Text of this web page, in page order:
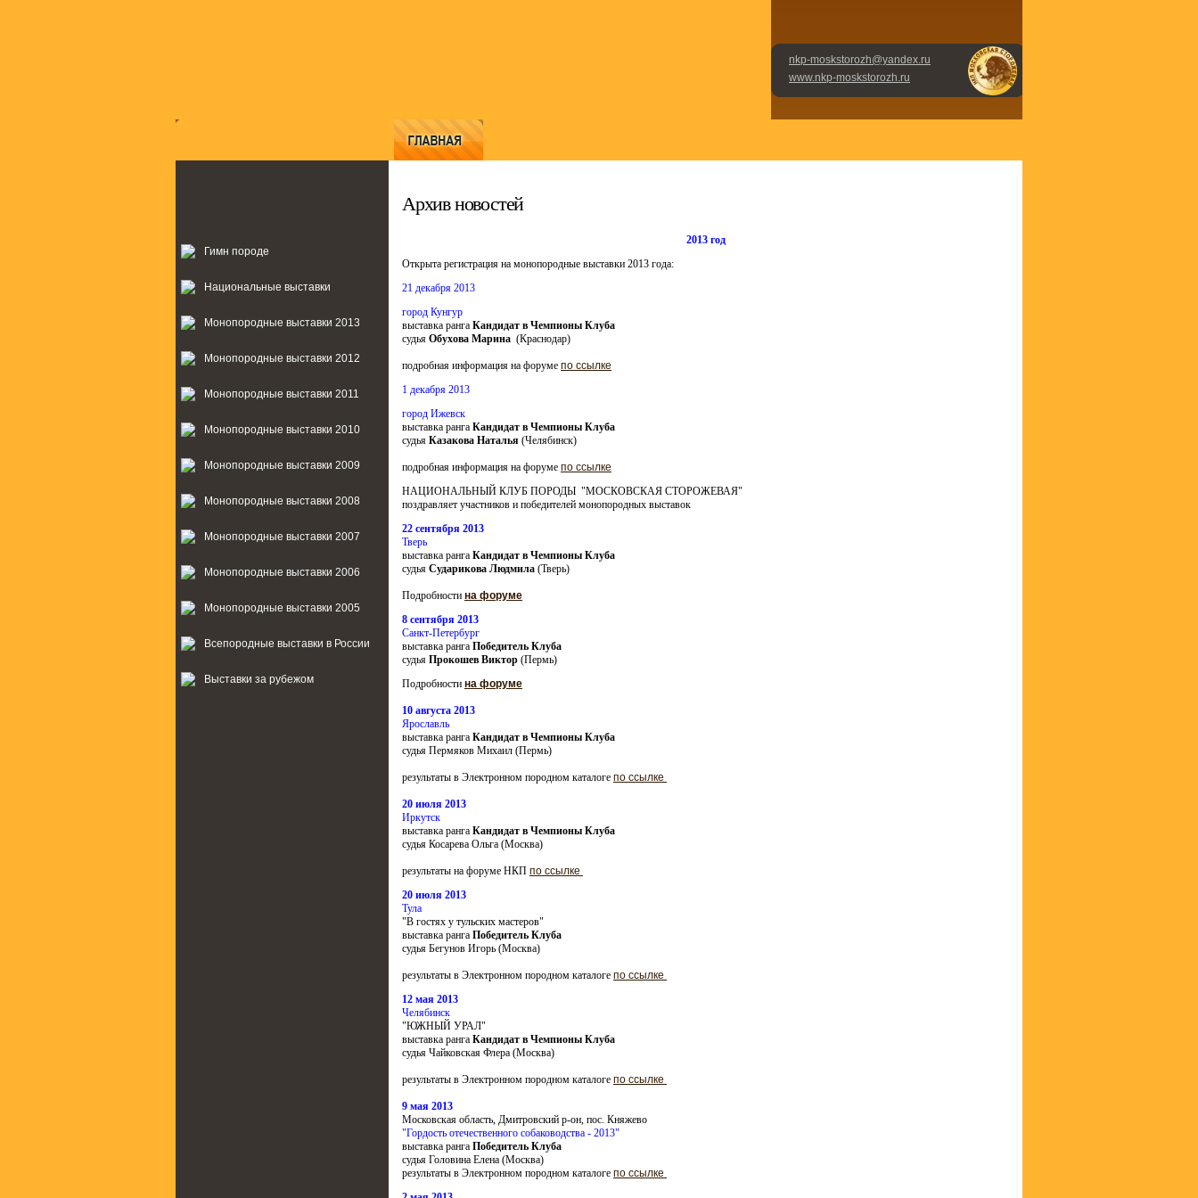
nkp-moskstorozh@yandex.ru
www.nkp-moskstorozh.ru
Гимн породе
Национальные выставки
Монопородные выставки 2013
Монопородные выставки 2012
Монопородные выставки 2011
Монопородные выставки 2010
Монопородные выставки 2009
Монопородные выставки 2008
Монопородные выставки 2007
Монопородные выставки 2006
Монопородные выставки 2005
Всепородные выставки в России
Выставки за рубежом
Архив новостей
2013 год
Открыта регистрация на монопородные выставки 2013 года:
21 декабря 2013
город Кунгур
выставка ранга Кандидат в Чемпионы Клуба
судья Обухова Марина (Краснодар)
подробная информация на форуме по ссылке
1 декабря 2013
город Ижевск
выставка ранга Кандидат в Чемпионы Клуба
судья Казакова Наталья (Челябинск)
подробная информация на форуме по ссылке
НАЦИОНАЛЬНЫЙ КЛУБ ПОРОДЫ "МОСКОВСКАЯ СТОРОЖЕВАЯ"
поздравляет участников и победителей монопородных выставок
22 сентября 2013
Тверь
выставка ранга Кандидат в Чемпионы Клуба
судья Сударикова Людмила (Тверь)
Подробности на форуме
8 сентября 2013
Санкт-Петербург
выставка ранга Победитель Клуба
судья Прокошев Виктор (Пермь)
Подробности на форуме
10 августа 2013
Ярославль
выставка ранга Кандидат в Чемпионы Клуба
судья Пермяков Михаил (Пермь)
результаты в Электронном породном каталоге по ссылке
20 июля 2013
Иркутск
выставка ранга Кандидат в Чемпионы Клуба
судья Косарева Ольга (Москва)
результаты на форуме НКП по ссылке
20 июля 2013
Тула
"В гостях у тульских мастеров"
выставка ранга Победитель Клуба
судья Бегунов Игорь (Москва)
результаты в Электронном породном каталоге по ссылке
12 мая 2013
Челябинск
"ЮЖНЫЙ УРАЛ"
выставка ранга Кандидат в Чемпионы Клуба
судья Чайковская Флера (Москва)
результаты в Электронном породном каталоге по ссылке
9 мая 2013
Московская область, Дмитровский р-он, пос. Княжево
"Гордость отечественного собаководства - 2013"
выставка ранга Победитель Клуба
судья Головина Елена (Москва)
результаты в Электронном породном каталоге по ссылке